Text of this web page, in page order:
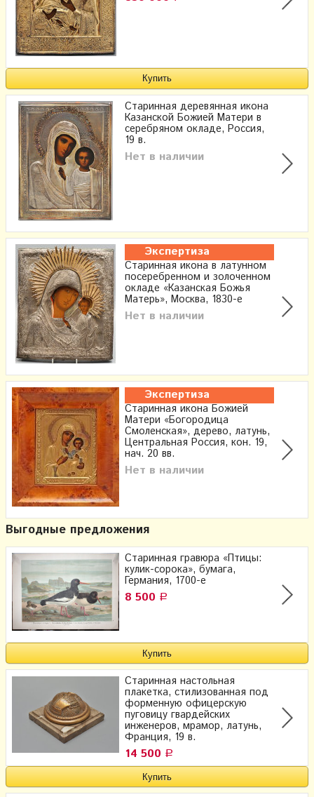
Старинная деревянная икона
Казанской Божией Матери в
серебряном окладе, Россия,
19 в.
Нет в наличии
Экспертиза
Старинная икона в латунном
посеребренном и золоченном
окладе «Казанская Божья
Матерь», Москва, 1830-е
Нет в наличии
Экспертиза
Старинная икона Божией
Матери «Богородица
Смоленская», дерево, латунь,
Центральная Россия, кон. 19,
нач. 20 вв.
Нет в наличии
Выгодные предложения
Старинная гравюра «Птицы:
кулик-сорока», бумага,
Германия, 1700-е
8 500 Р
Старинная настольная
плакетка, стилизованная под
форменную офицерскую
пуговицу гвардейских
инженеров, мрамор, латунь,
Франция, 19 в.
14 500 Р